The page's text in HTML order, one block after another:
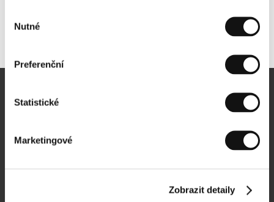
souhlasu
Nutné
Preferenční
Statistické
Marketingové
Zobrazit detaily